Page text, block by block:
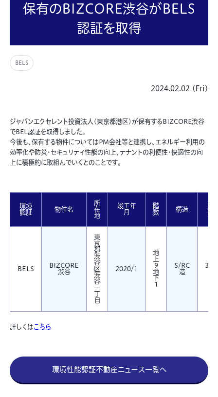
保有のBIZCORE渋谷がBELS
認証を取得
BELS
2024.02.02 (Fri)
ジャパンエクセレント投資法人(東京都港区)が保有するBIZCORE渋谷
でBEL認証を取得しました。
今後も、保有する物件についてはPM会社等と連携し、エネルギー利用の
効率化や防災・セキュリティ性能の向上、テナントの利便性・快適性の向
上に積極的に取組んでいくとのことです。
環境
認証 物件名
所
在
地
竣工年
月
階
数 構造 延
面
BELS BIZCORE
渋谷
東
京
都
渋
谷
区
渋
谷
一
丁
目
2020/1
地
上
9
地
下
1
S/RC
造
詳しくはこちら
環境性能認証不動産ニュース一覧へ